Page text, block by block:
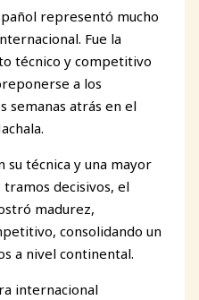
representó mucho
Fue la
técnico y competitivo
a los
semanas atrás en el
su técnica y una mayor
decisivos, el
madurez,
consolidando un
a nivel continental.
internacional